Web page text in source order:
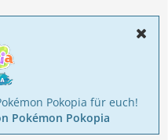
Pokopia für euch!
Pokémon Pokopia